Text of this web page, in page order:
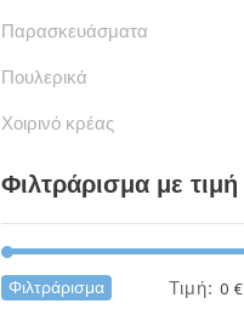
Παρασκευάσματα
Πουλερικά
Χοιρινό κρέας
Φιλτράρισμα με τιμή
Ελάχιστη
Μέγιστη
Φιλτράρισμα Τιμή: 0 €